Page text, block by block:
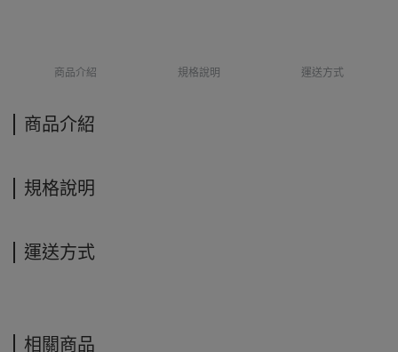
商品介紹 規格說明 運送方式
商品介紹
規格說明
運送方式
相關商品